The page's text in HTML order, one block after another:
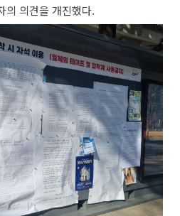
의 의견을 개진했다.